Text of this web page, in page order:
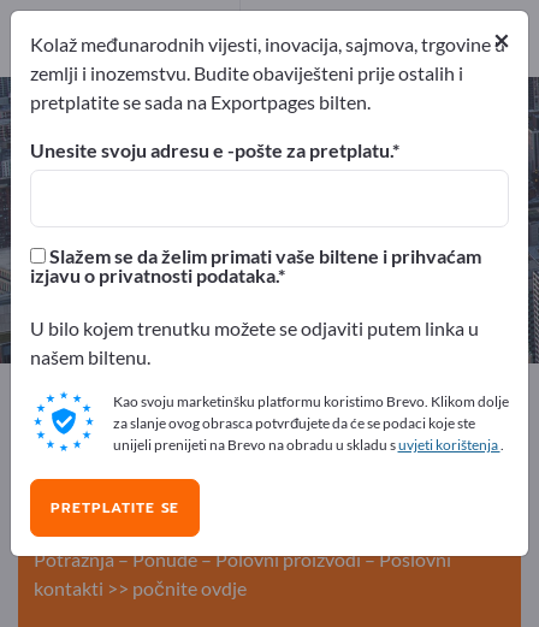
Logističke usluge – pronađite
proizvođače i dobavljače
pružatelj usluga
pružatelj usluga
11
Exportpages Poslovne usluge
Usluge transporta
Logističke usluge
Besplatno oglašavajte na
Exportpages!
Potražnja – Ponude – Polovni proizvodi – Poslovni
kontakti >> počnite ovdje
×
Kolaž međunarodnih vijesti, inovacija, sajmova, trgovine u
zemlji i inozemstvu. Budite obaviješteni prije ostalih i
pretplatite se sada na Exportpages bilten.
Unesite svoju adresu e -pošte za pretplatu.
Slažem se da želim primati vaše biltene i prihvaćam
izjavu o privatnosti podataka.
U bilo kojem trenutku možete se odjaviti putem linka u
našem biltenu.
Kao svoju marketinšku platformu koristimo Brevo. Klikom dolje
za slanje ovog obrasca potvrđujete da će se podaci koje ste
unijeli prenijeti na Brevo na obradu u skladu suvjeti korištenja.
PRETPLATITE SE